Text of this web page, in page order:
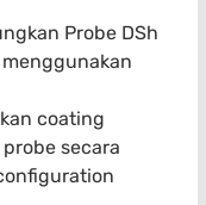
Probe DSh
coating
secara